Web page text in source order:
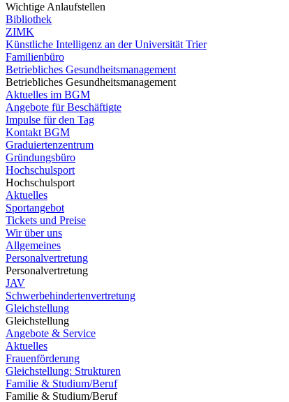
Wichtige Anlaufstellen
Bibliothek
ZIMK
Künstliche Intelligenz an der Universität Trier
Familienbüro
Betriebliches Gesundheitsmanagement
Betriebliches Gesundheitsmanagement
Aktuelles im BGM
Angebote für Beschäftigte
Impulse für den Tag
Kontakt BGM
Graduiertenzentrum
Gründungsbüro
Hochschulsport
Hochschulsport
Aktuelles
Sportangebot
Tickets und Preise
Wir über uns
Allgemeines
Personalvertretung
Personalvertretung
JAV
Schwerbehindertenvertretung
Gleichstellung
Gleichstellung
Angebote & Service
Aktuelles
Frauenförderung
Gleichstellung: Strukturen
Familie & Studium/Beruf
Familie & Studium/Beruf